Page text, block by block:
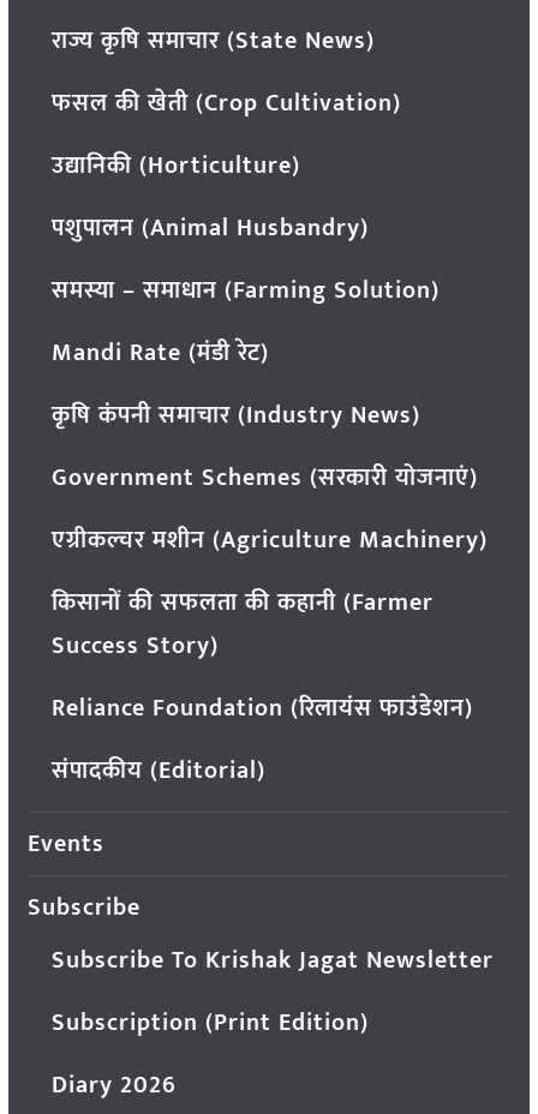
राज्य कृषि समाचार (State News)
फसल की खेती (Crop Cultivation)
उद्यानिकी (Horticulture)
पशुपालन (Animal Husbandry)
समस्या – समाधान (Farming Solution)
Mandi Rate (मंडी रेट)
कृषि कंपनी समाचार (Industry News)
Government Schemes (सरकारी योजनाएं)
एग्रीकल्चर मशीन (Agriculture Machinery)
किसानों की सफलता की कहानी (Farmer
Success Story)
Reliance Foundation (रिलायंस फाउंडेशन)
संपादकीय (Editorial)
Events
Subscribe
Subscribe To Krishak Jagat Newsletter
Subscription (Print Edition)
Diary 2026